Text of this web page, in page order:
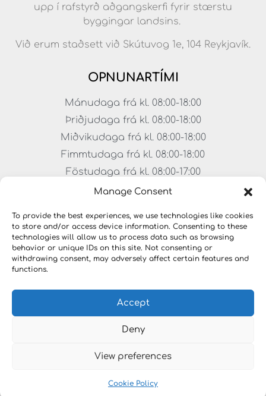
Manage Consent
To provide the best experiences, we use technologies like cookies
to store and/or access device information. Consenting to these
technologies will allow us to process data such as browsing
behavior or unique IDs on this site. Not consenting or
withdrawing consent, may adversely affect certain features and
functions.
Accept
Deny
View preferences
Cookie Policy
upp í rafstyrð aðgangskerfi fyrir stærstu
byggingar landsins.
Við erum staðsett við Skútuvog 1e, 104 Reykjavík.
OPNUNARTÍMI
Mánudaga frá kl. 08:00-18:00
Þriðjudaga frá kl. 08:00-18:00
Miðvikudaga frá kl. 08:00-18:00
Fimmtudaga frá kl. 08:00-18:00
Föstudaga frá kl. 08:00-17:00
Laugardagar frá kl. 11:00-15:00
Copyright © 2023 LYKILLAUSNIR. Öll réttindi áskilin